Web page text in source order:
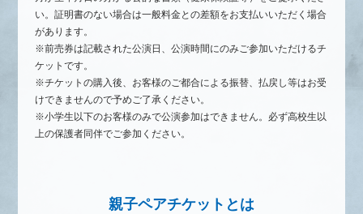
い。証明書のない場合は一般料金との差額をお支払いいただく場合
があります。
※前売券は記載された公演日、公演時間にのみご参加いただけるチ
ケットです。
※チケットの購入後、お客様のご都合による振替、払戻し等はお受
けできませんので予めご了承ください。
※小学生以下のお客様のみで公演参加はできません。必ず高校生以
上の保護者同伴でご参加ください。
親子ペアチケットとは